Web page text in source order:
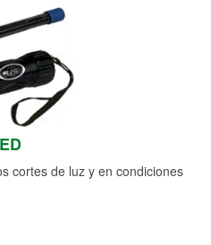
cortes de luz y en condiciones